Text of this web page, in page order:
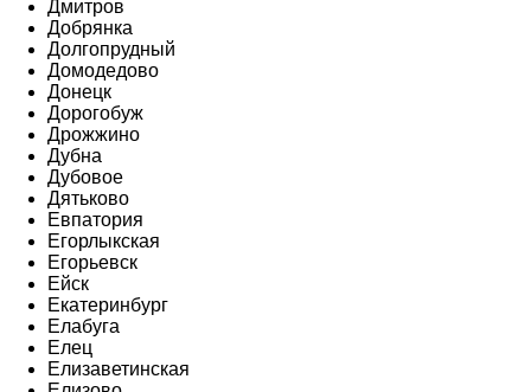
Дмитров
Добрянка
Долгопрудный
Домодедово
Донецк
Дорогобуж
Дрожжино
Дубна
Дубовое
Дятьково
Евпатория
Егорлыкская
Егорьевск
Ейск
Екатеринбург
Елабуга
Елец
Елизаветинская